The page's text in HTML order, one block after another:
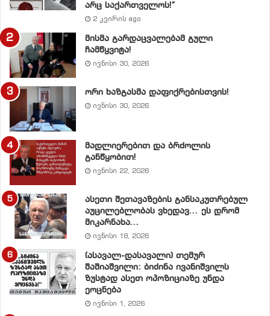
სასამართლო პროცესი, როგორც საქართველოში,
ასევე პოსტსაბჭოთა სივრცეში, დამოუკიდებელი და
აბსოლუტურად ობიექტური სასამართლო პროცესის
პრეცენდენტი უნდა გახდეს, სადაც საზოგადოებრიობა
თავის თავზე მსაჯულის როლს აიღებს, დაცვასა და
ბრალდებას კი პროფესიონალი იურისტები
განახორციელებენ.
3. ფორმა
პროცესი უნდა ჩატარდეს ისე, როგორც ეს მიღებულია
საერთაშორისო სამართლებრივი ნორმებით.
პროცესის მსვლელობა უნდა გაშუქდეს პირდაპირ
ეთერში.
საბრალდებო სკამი, წარწერით -“ხელისუფლება”,
თავისუფალი იქნება. მოსამართლეები და ბრალდების
მხარე შეირჩევა კვალიფიციურობის და პოლიტიკურად
ნეიტრალურობის ნიშნით, დაცვის მხარის
დაკომპლექტების პრიორიტეტი მიენიჭება
ხელისუფლებას (ხელისუფლებისადმი ლოიალურად
არც საქართველოს!”
2 კვირის ago
მისმა გარდაცვალებამ გული
ჩამწყვიტა!
ივნისი 30, 2026
ორი ხაზგასმა დაფიქრებისთვის!
ივნისი 30, 2026
მადლიერებით და ბრძოლის
განწყობით!
ივნისი 22, 2026
ასეთი შეთავაზების განსაკუთრებულ
აუცილებლობას ვხედავ… ეს დრომ
მიკარნახა…
ივნისი 18, 2026
(ასავალ-დასავალი) თემურ
შაშიაშვილი: ბიძინა ივანიშვილს
ზუსტად ასეთ ოპოზიციაზე უნდა
ეოცნება
ივნისი 1, 2026